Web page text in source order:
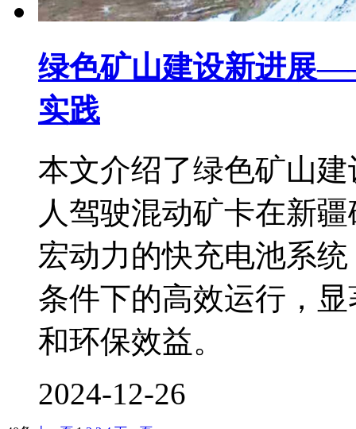
绿色矿山建设新进展
实践
本文介绍了绿色矿山
人驾驶混动矿卡在新
宏动力的快充电池系
条件下的高效运行，
和环保效益。
2024-12-26